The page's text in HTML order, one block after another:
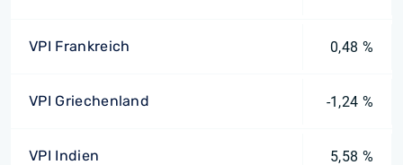
VPI Frankreich 0,48 %
VPI Griechenland -1,24 %
VPI Indien 5,58 %